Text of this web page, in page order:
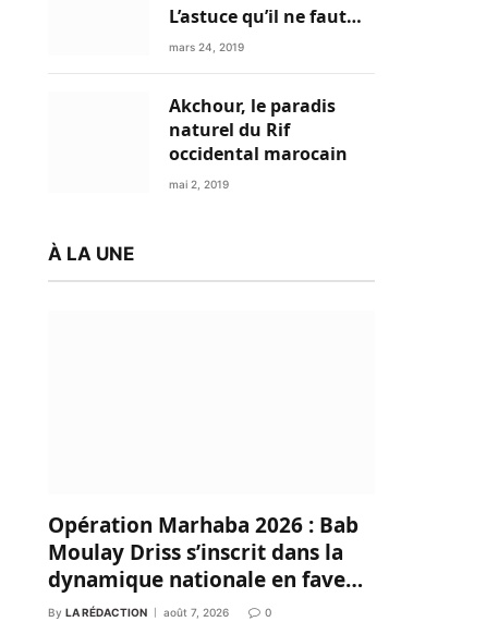
L’astuce qu’il ne faut
plus négliger
mars 24, 2019
Akchour, le paradis
naturel du Rif
occidental marocain
mai 2, 2019
À LA UNE
Opération Marhaba 2026 : Bab
Moulay Driss s’inscrit dans la
dynamique nationale en faveur
des Marocains du Monde
By LA RÉDACTION août 7, 2026 0